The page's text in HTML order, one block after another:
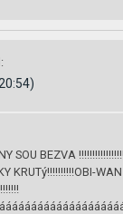
SOU BEZVA
KRUTý!!!!!!!!!!OBI-